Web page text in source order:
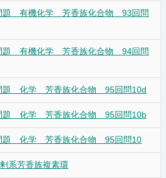
題 有機化学 芳香族化合物 93回問
題 有機化学 芳香族化合物 94回問
題 化学 芳香族化合物 95回問10d
題 化学 芳香族化合物 95回問10b
題 化学 芳香族化合物 95回問10
芳香族複素環